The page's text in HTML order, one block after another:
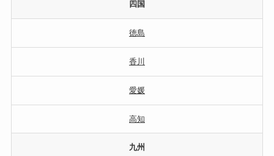
四国
徳島
香川
愛媛
高知
九州